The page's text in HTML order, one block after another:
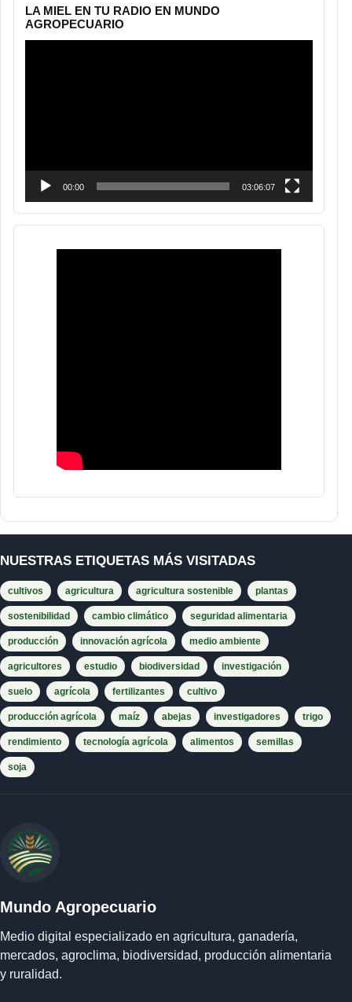
LA MIEL EN TU RADIO EN MUNDO
AGROPECUARIO
00:00 03:06:07
NUESTRAS ETIQUETAS MÁS VISITADAS
cultivos agricultura agricultura sostenible plantas
sostenibilidad cambio climático seguridad alimentaria
producción innovación agrícola medio ambiente
agricultores estudio biodiversidad investigación
suelo agrícola fertilizantes cultivo
producción agrícola maíz abejas investigadores trigo
rendimiento tecnología agrícola alimentos semillas
soja
Mundo Agropecuario
Medio digital especializado en agricultura, ganadería,
mercados, agroclima, biodiversidad, producción alimentaria
y ruralidad.